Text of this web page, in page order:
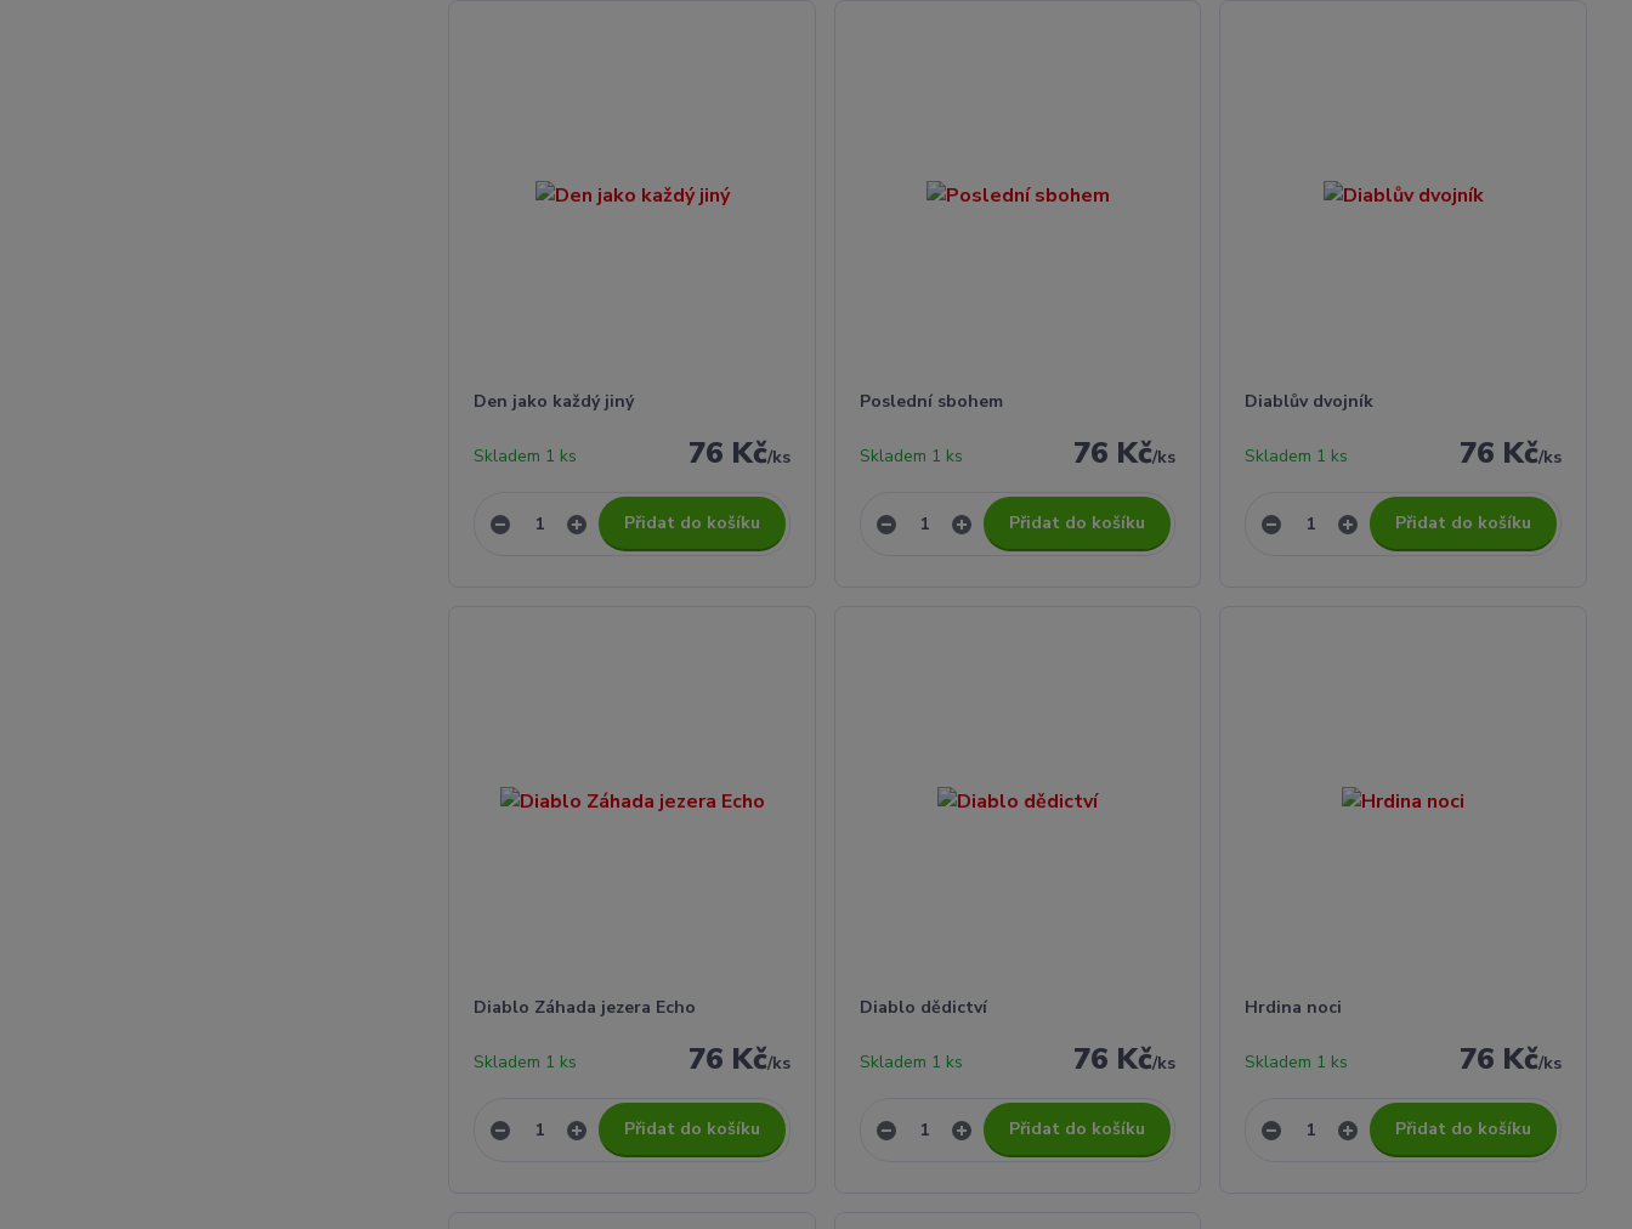
Den jako každý jiný
76 Kč/ks
Skladem 1 ks
Přidat do košíku
Poslední sbohem
76 Kč/ks
Skladem 1 ks
Přidat do košíku
Diablův dvojník
76 Kč/ks
Skladem 1 ks
Přidat do košíku
Diablo Záhada jezera Echo
76 Kč/ks
Skladem 1 ks
Přidat do košíku
Diablo dědictví
76 Kč/ks
Skladem 1 ks
Přidat do košíku
Hrdina noci
76 Kč/ks
Skladem 1 ks
Přidat do košíku